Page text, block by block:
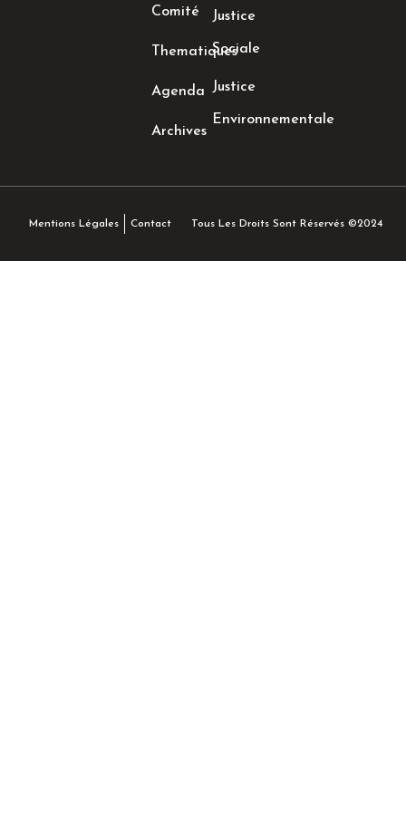
Comité
Thematiques
Agenda
Archives
Justice
Sociale
Justice
Environnementale
Mentions Légales Contact Tous Les Droits Sont Réservés ©2024